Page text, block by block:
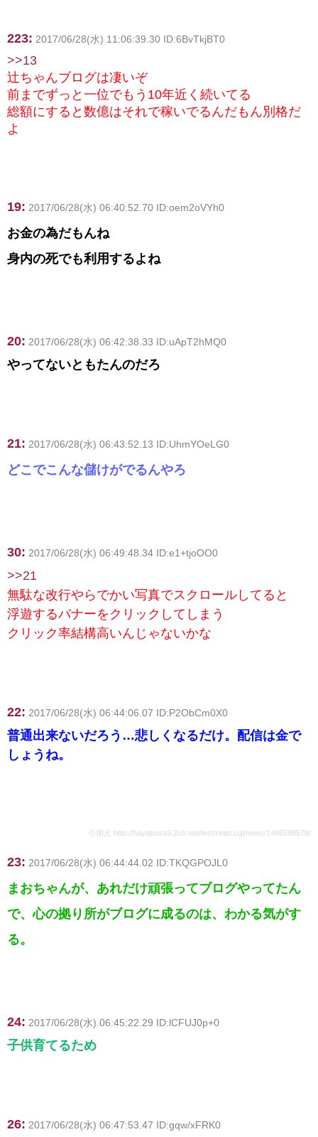
223: 2017/06/28(水) 11:06:39.30 ID:6BvTkjBT0
>>13
辻ちゃんブログは凄いぞ
前までずっと一位でもう10年近く続いてる
総額にすると数億はそれで稼いでるんだもん別格だ
よ
19: 2017/06/28(水) 06:40:52.70 ID:oem2oVYh0
お金の為だもんね
身内の死でも利用するよね
20: 2017/06/28(水) 06:42:38.33 ID:uApT2hMQ0
やってないともたんのだろ
21: 2017/06/28(水) 06:43:52.13 ID:UhmYOeLG0
どこでこんな儲けがでるんやろ
30: 2017/06/28(水) 06:49:48.34 ID:e1+tjoOO0
>>21
無駄な改行やらでかい写真でスクロールしてると
浮遊するバナーをクリックしてしまう
クリック率結構高いんじゃないかな
22: 2017/06/28(水) 06:44:06.07 ID:P2ObCm0X0
普通出来ないだろう…悲しくなるだけ。配信は金で
しょうね。
引用元 http://hayabusa9.2ch.net/test/read.cgi/news/1498598578/
23: 2017/06/28(水) 06:44:44.02 ID:TKQGPOJL0
まおちゃんが、あれだけ頑張ってブログやってたん
で、心の拠り所がブログに成るのは、わかる気がす
る。
24: 2017/06/28(水) 06:45:22.29 ID:lCFUJ0p+0
子供育てるため
26: 2017/06/28(水) 06:47:53.47 ID:gqw/xFRK0